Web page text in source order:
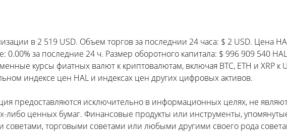
в 2 519 USD. Объем торгов за последнии 24 часа: $ 2 USD. Цена
за последние 24 ч. Размер оборотного капитала: $ 996 909 540
курсы фиатных валют к криптовалютам, включая BTC, ETH и XRP к
индексе цен HAL и индексах цен других цифровых активов.
предоставляются исключительно в информационных целях, не
либо ценных бумаг. Финансовые продукты или инструменты,
торговыми советами или любыми другими своего рода